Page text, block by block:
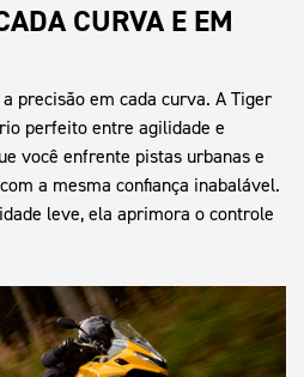
CURVA E EM
precisão em cada curva. A Tiger
perfeito entre agilidade e
você enfrente pistas urbanas e
a mesma confiança inabalável.
leve, ela aprimora o controle